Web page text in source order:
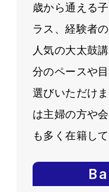
歳から通える
ラス、経験者
人気の大太鼓
分のペースや
選びいただけ
は主婦の方や
も多く在籍して